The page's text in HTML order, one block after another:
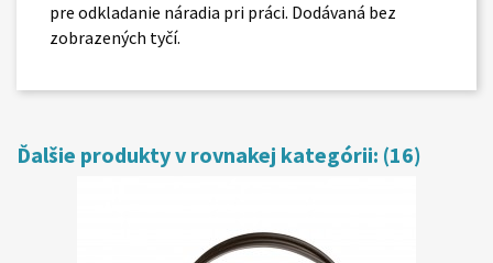
pre odkladanie náradia pri práci. Dodávaná bez
zobrazených tyčí.
Ďalšie produkty v rovnakej kategórii: (16)